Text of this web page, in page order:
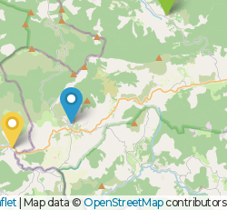
Map data © OpenStreetMapcontributors